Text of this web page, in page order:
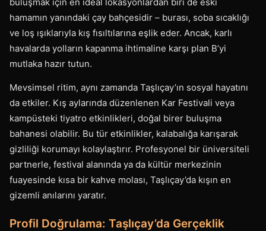
hamamın yanındaki çay bahçesidir – burası, soba sıcaklığı
ve loş ışıklarıyla kış fısıltılarına eşlik eder. Ancak, karlı
havalarda yolların kapanma ihtimaline karşı plan B’yi
mutlaka hazır tutun.
Mevsimsel ritim, aynı zamanda Taşlıçay’ın sosyal hayatını
da etkiler. Kış aylarında düzenlenen Kar Festivali veya
kampüsteki tiyatro etkinlikleri, doğal birer buluşma
bahanesi olabilir. Bu tür etkinlikler, kalabalığa karışarak
gizliliği korumayı kolaylaştırır. Profesyonel bir üniversiteli
partnerle, festival alanında ya da kültür merkezinin
fuayesinde kısa bir kahve molası, Taşlıçay’da kışın en
gizemli anılarını yaratır.
Profil Doğrulama: Taşlıçay’da Gerçeklik